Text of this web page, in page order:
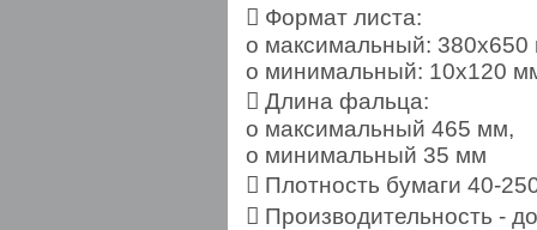
 Формат листа:
o максимальный: 380x650
o минимальный: 10x120
 Длина фальца:
o максимальный 465 мм,
o минимальный 35 мм
 Плотность бумаги 40-
 Производительность -